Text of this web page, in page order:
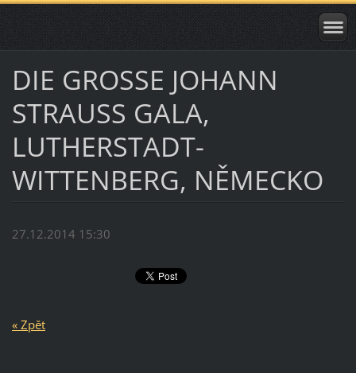
DIE GROSSE JOHANN
STRAUSS GALA,
LUTHERSTADT-
WITTENBERG, NĚMECKO
27.12.2014 15:30
« Zpět